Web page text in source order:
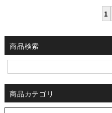
1
商品検索
商品カテゴリ